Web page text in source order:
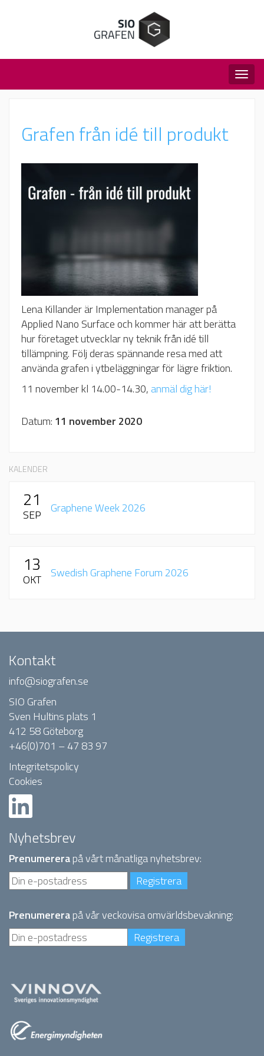
Grafen från idé till produkt
Lena Killander är Implementation manager på
Applied Nano Surface och kommer här att berätta
hur företaget utvecklar ny teknik från idé till
tillämpning. Följ deras spännande resa med att
använda grafen i ytbeläggningar för lägre friktion.
11 november kl 14.00-14.30, anmäl dig här!
Datum: 11 november 2020
KALENDER
21
SEP Graphene Week 2026
13
OKT Swedish Graphene Forum 2026
Kontakt
info@siografen.se
SIO Grafen
Sven Hultins plats 1
412 58 Göteborg
+46(0)701 – 47 83 97
Integritetspolicy
Cookies
Nyhetsbrev
Prenumererapå vårt månatliga nyhetsbrev:
Prenumererapå vår veckovisa omvärldsbevakning: